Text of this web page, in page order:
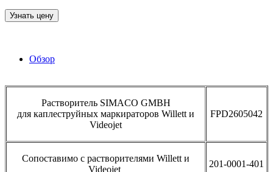
Узнать цену
Обзор
Растворитель SIMACO GMBH
для каплеструйных маркираторов Willett и
Videojet
FPD2605042
Сопоставимо с растворителями Willett и
Videojet
201-0001-401